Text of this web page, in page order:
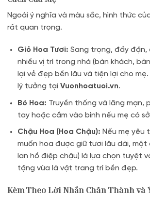
Ngoài ý nghĩa và màu sắc, hình thức
rất quan trọng.
Giỏ Hoa Tươi: Sang trọng, đầy đặn,
nhiều vị trí trong nhà (bàn khách,
lại vẻ đẹp bền lâu và tiện lợi cho
lý tưởng tại Vuonhoatuoi.vn.
Bó Hoa: Truyền thống và lãng mạn,
tay hoặc cắm vào bình nếu mẹ có
Chậu Hoa (Hoa Chậu): Nếu mẹ yêu
muốn hoa được giữ tươi lâu dài, một
lan hồ điệp chậu) là lựa chọn tuyệt
tặng vừa là vật trang trí bền đẹp.
Kèm Theo Lời Nhắn Chân Thành và